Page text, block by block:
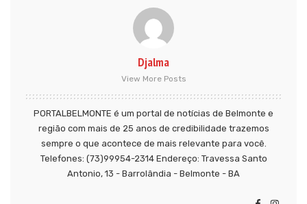
Djalma
View More Posts
PORTALBELMONTE é um portal de notícias de Belmonte e
região com mais de 25 anos de credibilidade trazemos
sempre o que acontece de mais relevante para você.
Telefones: (73)99954-2314 Endereço: Travessa Santo
Antonio, 13 - Barrolândia - Belmonte - BA